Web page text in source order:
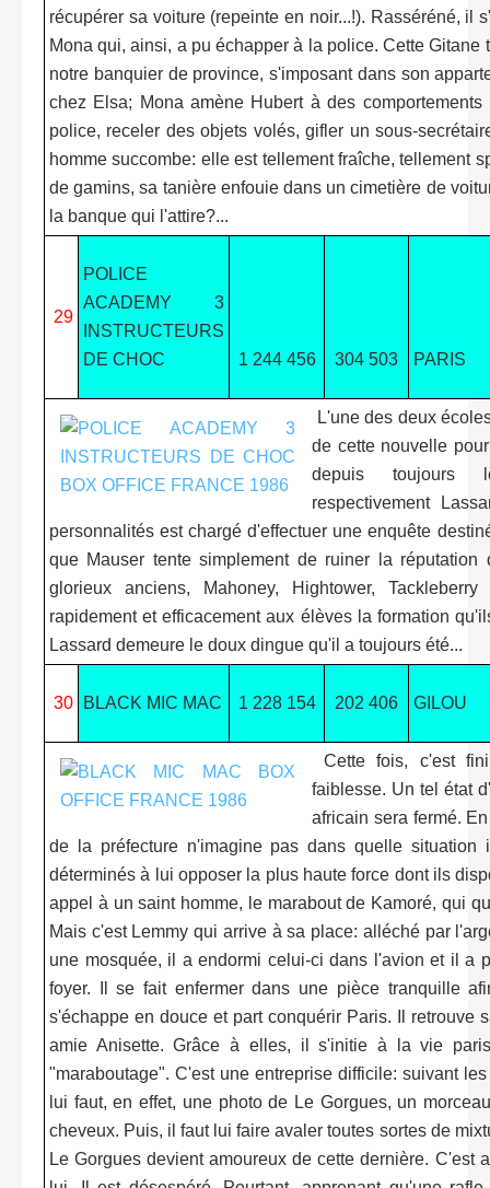
récupérer sa voiture (repeinte en noir...!). Rasséréné, il
Mona qui, ainsi, a pu échapper à la police. Cette
notre banquier de province, s'imposant dans son
chez Elsa; Mona amène Hubert à des
police, receler des objets volés, gifler un sous-
homme succombe: elle est tellement fraîche, tellement
de gamins, sa tanière enfouie dans un cimetière de
la banque qui l'attire?...
29
POLICE
ACADEMY 3
INSTRUCTEURS
DE CHOC
1 244 456 304 503 PARIS
L'une des deux
de cette nouvelle
depuis toujours
respectivement
personnalités est chargé d'effectuer une enquête
que Mauser tente simplement de ruiner la
glorieux anciens, Mahoney, Hightower,
rapidement et efficacement aux élèves la formation
Lassard demeure le doux dingue qu'il a toujours été...
30 BLACK MIC MAC 1 228 154 202 406 GILOU
Cette fois, c'est
faiblesse. Un tel état
africain sera fermé.
de la préfecture n'imagine pas dans quelle
déterminés à lui opposer la plus haute force dont ils
appel à un saint homme, le marabout de Kamoré, qui
Mais c'est Lemmy qui arrive à sa place: alléché par
une mosquée, il a endormi celui-ci dans l'avion et il a
foyer. Il se fait enfermer dans une pièce tranquille
s'échappe en douce et part conquérir Paris. Il retrouve
amie Anisette. Grâce à elles, il s'initie à la vie
"maraboutage". C'est une entreprise difficile: suivant
lui faut, en effet, une photo de Le Gorgues, un
cheveux. Puis, il faut lui faire avaler toutes sortes de
Le Gorgues devient amoureux de cette dernière. C'est